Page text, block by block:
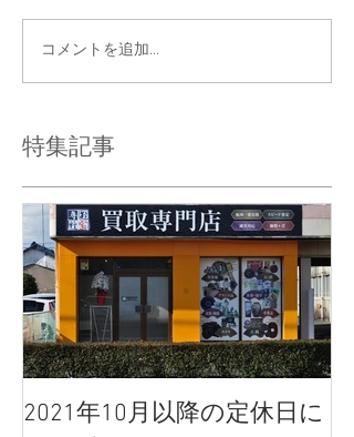
コメントを追加…
特集記事
2021年10月以降の定休日に